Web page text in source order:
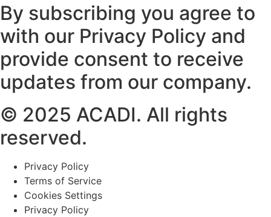
By subscribing you agree to
with our Privacy Policy and
provide consent to receive
updates from our company.
© 2025 ACADI. All rights
reserved.
Privacy Policy
Terms of Service
Cookies Settings
Privacy Policy